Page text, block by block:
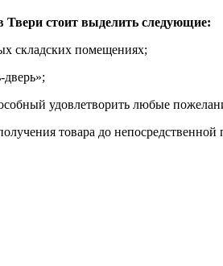
Твери стоит выделить следующие:
складских помещениях;
удовлетворить любые
товара до непосредственной